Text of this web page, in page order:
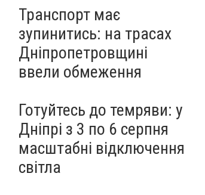
Транспорт має
зупинитись: на трасах
Дніпропетровщині
ввели обмеження
Готуйтесь до темряви: у
Дніпрі з 3 по 6 серпня
масштабні відключення
світла